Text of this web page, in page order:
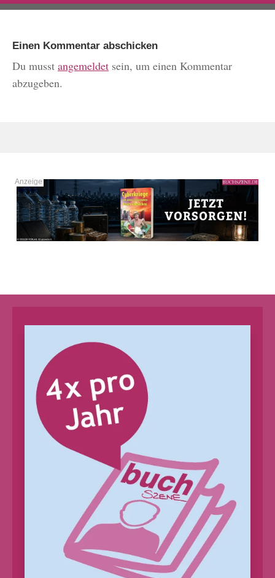
Einen Kommentar abschicken
Du musst angemeldet sein, um einen Kommentar
abzugeben.